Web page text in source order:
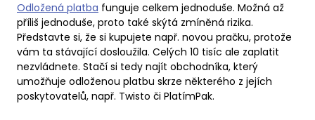
Odložená platba funguje celkem jednoduše. Možná až
příliš jednoduše, proto také skýtá zmíněná rizika.
Představte si, že si kupujete např. novou pračku, protože
vám ta stávající dosloužila. Celých 10 tisíc ale zaplatit
nezvládnete. Stačí si tedy najít obchodníka, který
umožňuje odloženou platbu skrze některého z jejích
poskytovatelů, např. Twisto či PlatímPak.